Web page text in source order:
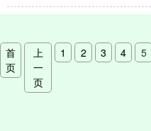
首
页
上
一
页
1 2 3 4 5